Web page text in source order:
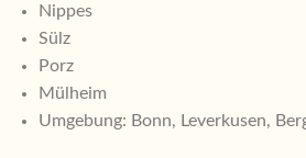
Nippes
Sülz
Porz
Mülheim
Umgebung: Bonn, Leverkusen,